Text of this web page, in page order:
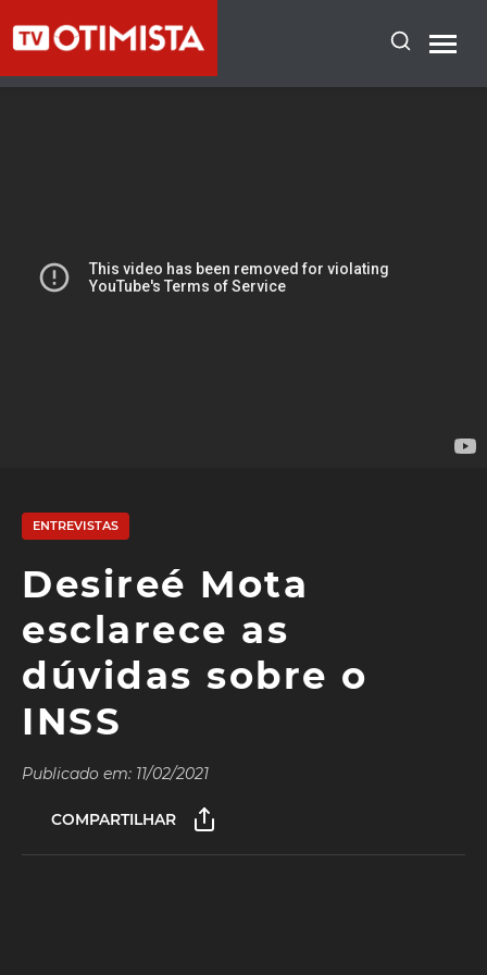
ENTREVISTAS
Desireé Mota
esclarece as
dúvidas sobre o
INSS
Publicado em: 11/02/2021
COMPARTILHAR